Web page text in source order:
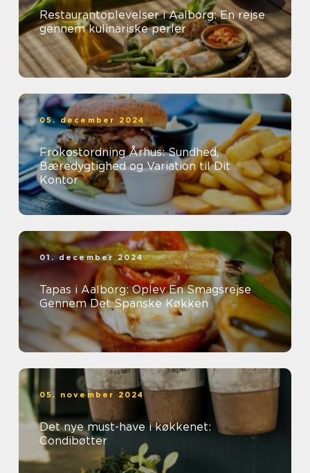
Restaurantoplevelser i Aalborg: En rejse
gennem kulinariske perler
05. december 2024
Frokostordning Århus: Sundhed,
Bæredygtighed og Variation til Dit
Kontor
01. december 2024
Tapas i Aalborg: Oplev En Smagsrejse
Gennem Det Spanske Køkken
05. november 2024
Det nye must-have i køkkenet:
Condibøtter